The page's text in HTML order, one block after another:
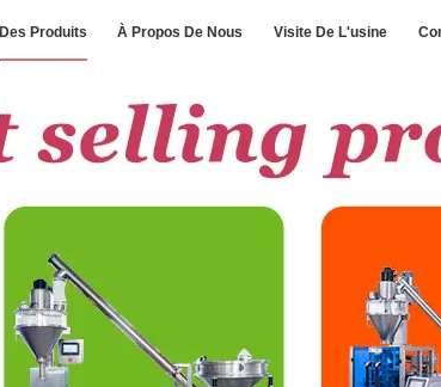
Des Produits À Propos De Nous Visite De L'usine